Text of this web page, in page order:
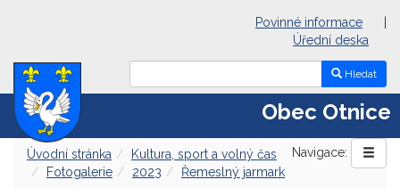
Povinné informace
Úřední deska
Hledat
Obec Otnice
Navigace:
Úvodní stránka
Kultura, sport a volný čas
Fotogalerie
2023 Řemeslný jarmark